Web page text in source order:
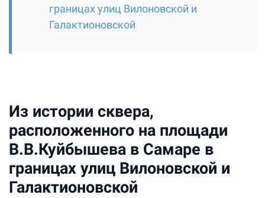
границах улиц Вилоновской и
Галактионовской
Из истории сквера,
расположенного на площади
В.В.Куйбышева в Самаре в
границах улиц Вилоновской и
Галактионовской